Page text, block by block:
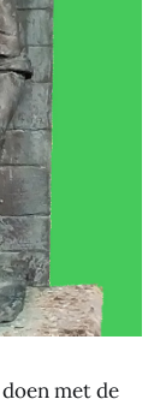
met de